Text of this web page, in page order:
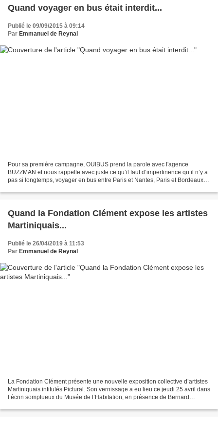
Quand voyager en bus était interdit...
Publié le 09/09/2015 à 09:14
Par Emmanuel de Reynal
Pour sa première campagne, OUIBUS prend la parole avec l'agence
BUZZMAN et nous rappelle avec juste ce qu’il faut d’impertinence qu’il n’y a
pas si longtemps, voyager en bus entre Paris et Nantes, Paris et Bordeaux
Quand la Fondation Clément expose les artistes
Martiniquais...
Publié le 26/04/2019 à 11:53
Par Emmanuel de Reynal
La Fondation Clément présente une nouvelle exposition collective d’artistes
Martiniquais intitulés Pictural. Son vernissage a eu lieu ce jeudi 25 avril dans
l’écrin somptueux du Musée de l’Habitation, en présence de Bernard